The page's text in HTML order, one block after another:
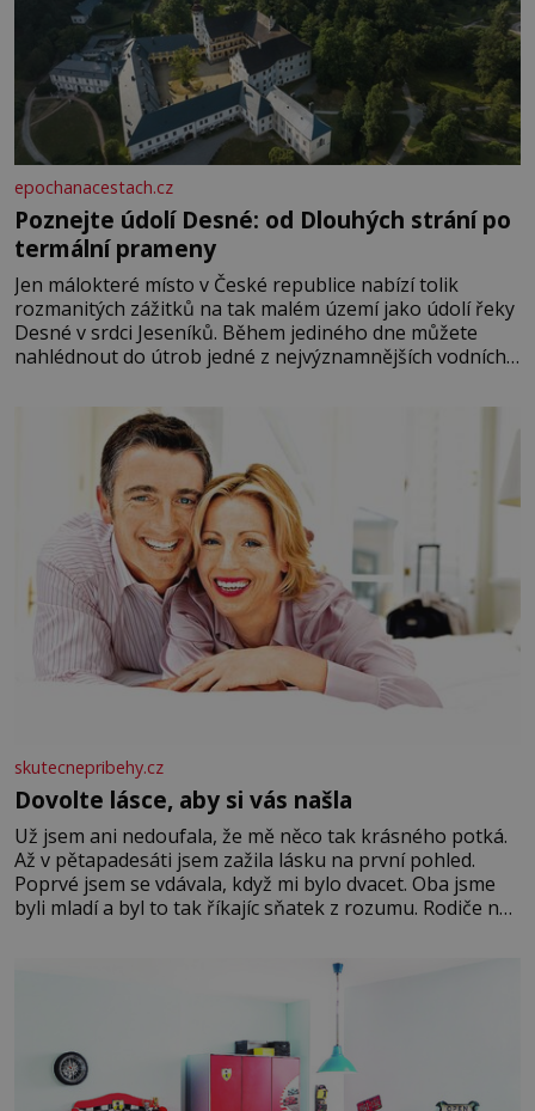
epochanacestach.cz
Poznejte údolí Desné: od Dlouhých strání po
termální prameny
Jen málokteré místo v České republice nabízí tolik
rozmanitých zážitků na tak malém území jako údolí řeky
Desné v srdci Jeseníků. Během jediného dne můžete
nahlédnout do útrob jedné z nejvýznamnějších vodních
se na koloběžce a den zakončit poznáváním památek ve
Velkých Losinách nebo v termálním
skutecnepribehy.cz
Dovolte lásce, aby si vás našla
Už jsem ani nedoufala, že mě něco tak krásného potká.
Až v pětapadesáti jsem zažila lásku na první pohled.
Poprvé jsem se vdávala, když mi bylo dvacet. Oba jsme
byli mladí a byl to tak říkajíc sňatek z rozumu. Rodiče nás